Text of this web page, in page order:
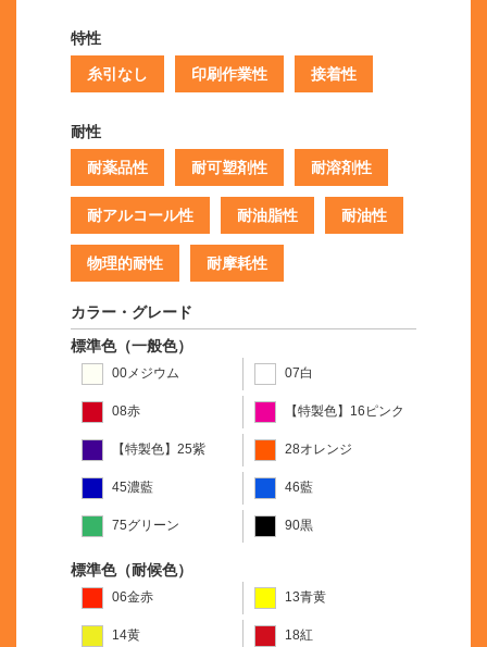
特性
糸引なし 印刷作業性 接着性
耐性
耐薬品性 耐可塑剤性 耐溶剤性
耐アルコール性 耐油脂性 耐油性
物理的耐性 耐摩耗性
カラー・グレード
標準色（一般色）
00メジウム 07白
08赤 【特製色】16ピンク
【特製色】25紫 28オレンジ
45濃藍 46藍
75グリーン 90黒
標準色（耐候色）
06金赤 13青黄
14黄 18紅